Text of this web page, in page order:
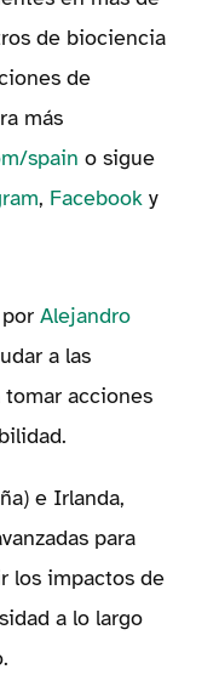
de biociencia
de
más
spain o sigue
, Facebooky
Alejandro
a las
acciones
e Irlanda,
para
los impactos de
a lo largo